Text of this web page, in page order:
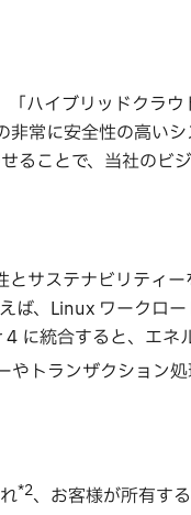
ハイブリッドクラ
常に安全性の高い
ることで、当社のビ
サステナビリティー
ば、Linux ワークロ
に統合すると、エネ
やトランザクション
*2、お客様が所有す